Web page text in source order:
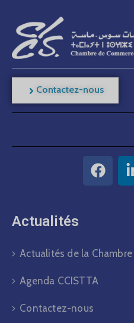
Contactez-nous
Actualités​
Actualités de la Chambre
Agenda CCISTTA
Contactez-nous